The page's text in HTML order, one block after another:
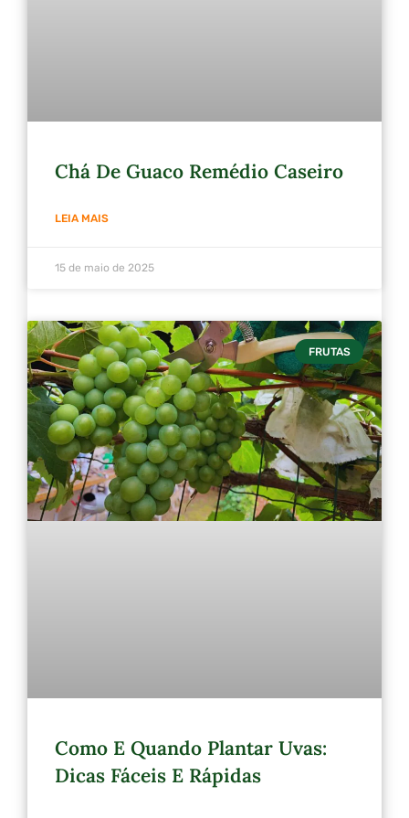
Chá De Guaco Remédio Caseiro
LEIA MAIS
15 de maio de 2025
FRUTAS
Como E Quando Plantar Uvas:
Dicas Fáceis E Rápidas